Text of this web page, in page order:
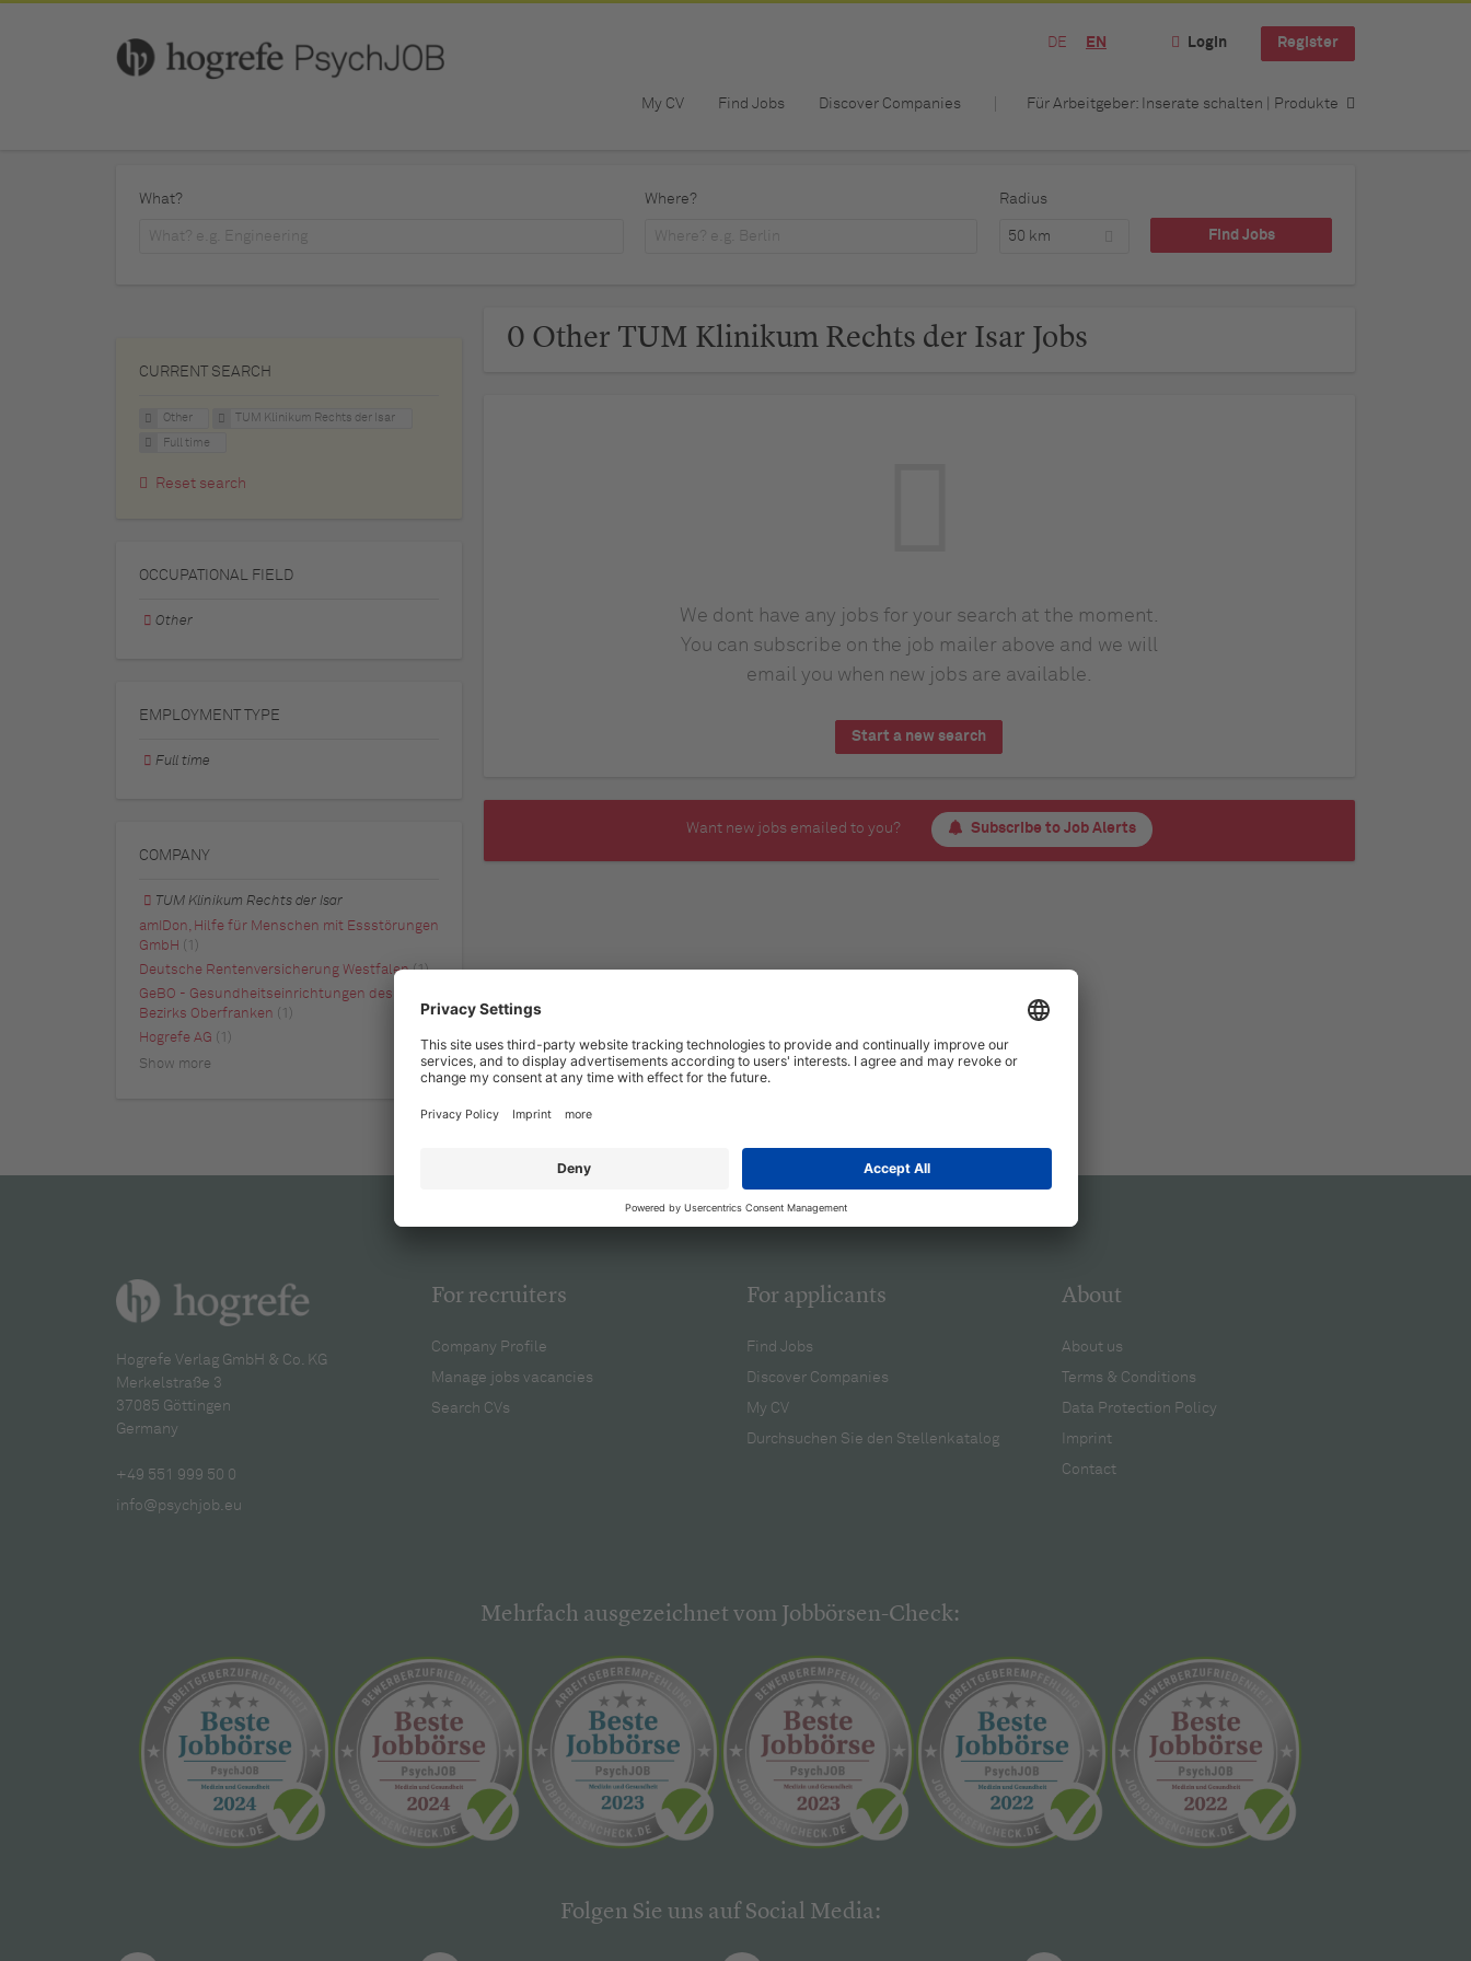
DE EN Login Register
My CV Find Jobs Discover Companies Für Arbeitgeber: Inserate schalten | Produkte
What? Where? Radius
50 km
0 Other TUM Klinikum Rechts der Isar Jobs
We dont have any jobs for your search at the moment.
You can subscribe on the job mailer above and we will
email you when new jobs are available.
Start a new search
Want new jobs emailed to you? Subscribe to Job Alerts
CURRENT SEARCH
Other TUM Klinikum Rechts der Isar
Full time
Reset search
OCCUPATIONAL FIELD
Other
EMPLOYMENT TYPE
Full time
COMPANY
TUM Klinikum Rechts der Isar
amIDon, Hilfe für Menschen mit Essstörungen
GmbH (1)
Deutsche Rentenversicherung Westfalen (1)
GeBO - Gesundheitseinrichtungen des
Bezirks Oberfranken (1)
Hogrefe AG
(1)
Show more
Hogrefe Verlag GmbH & Co. KG
Merkelstraße 3
37085 Göttingen
Germany
+49 551 999 50 0
info@psychjob.eu
For recruiters
Company Profile
Manage jobs vacancies
Search CVs
For applicants
Find Jobs
Discover Companies
My CV
Durchsuchen Sie den Stellenkatalog
About
About us
Terms & Conditions
Data Protection Policy
Imprint
Contact
Mehrfach ausgezeichnet vom Jobbörsen-Check:
Folgen Sie uns auf Social Media: